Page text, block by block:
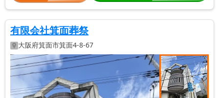
有限会社箕面葬祭
大阪府箕面市箕面4-8-67